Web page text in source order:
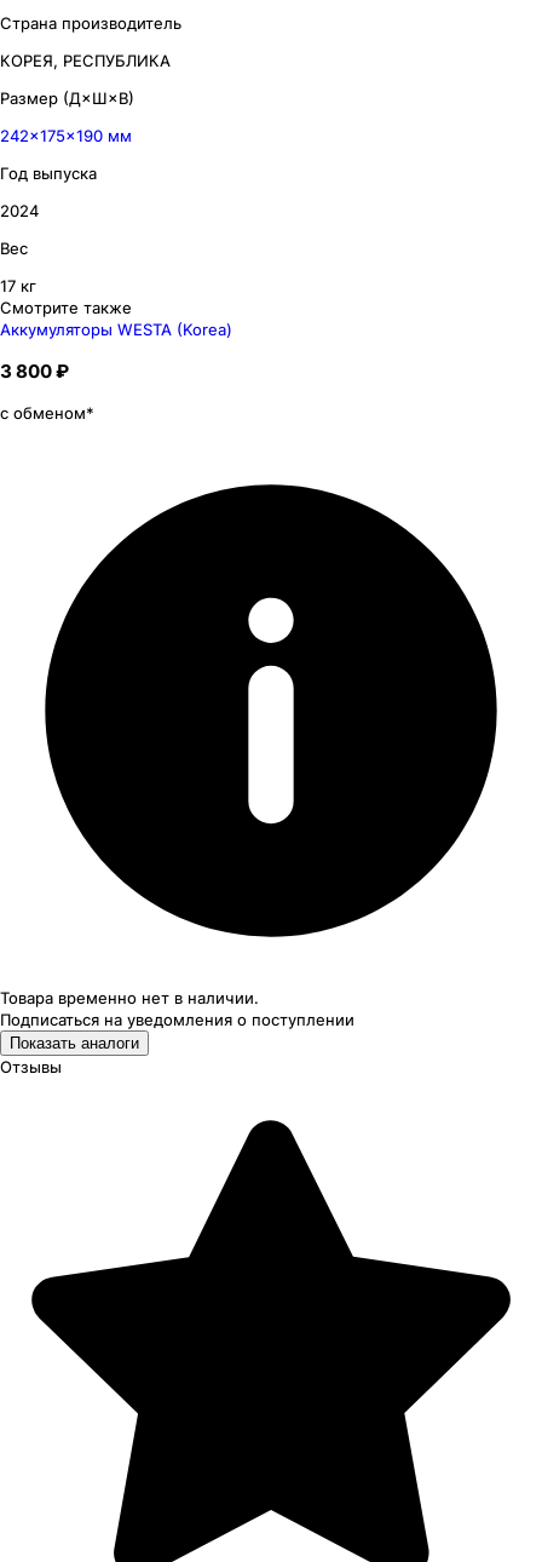
Страна производитель
КОРЕЯ, РЕСПУБЛИКА
Размер (Д×Ш×В)
242×175×190 мм
Год выпуска
2024
Вес
17 кг
Смотрите также
Аккумуляторы WESTA (Korea)
3 800 ₽
с обменом*
Товара временно нет в наличии.
Подписаться на уведомления о поступлении
Показать аналоги
Отзывы